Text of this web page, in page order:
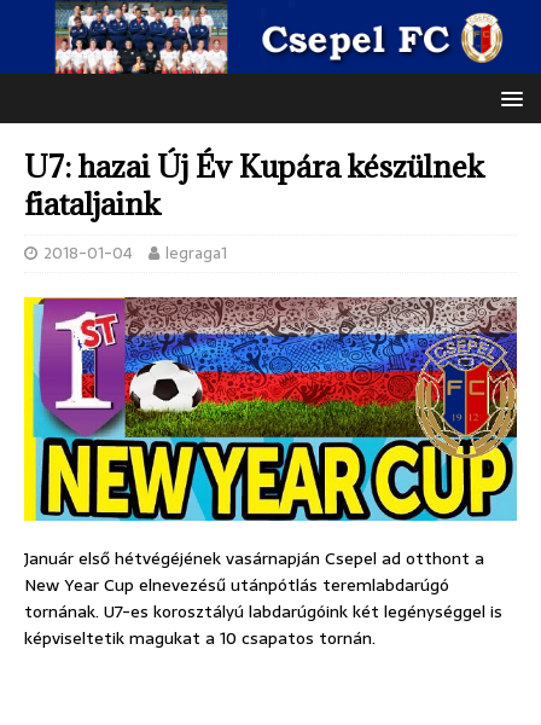
U7: hazai Új Év Kupára készülnek
fiataljaink
2018-01-04 legraga1
Január első hétvégéjének vasárnapján Csepel ad otthont a
New Year Cup elnevezésű utánpótlás teremlabdarúgó
tornának. U7-es korosztályú labdarúgóink két legénységgel is
képviseltetik magukat a 10 csapatos tornán.